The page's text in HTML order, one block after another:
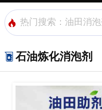
石油炼化消泡剂